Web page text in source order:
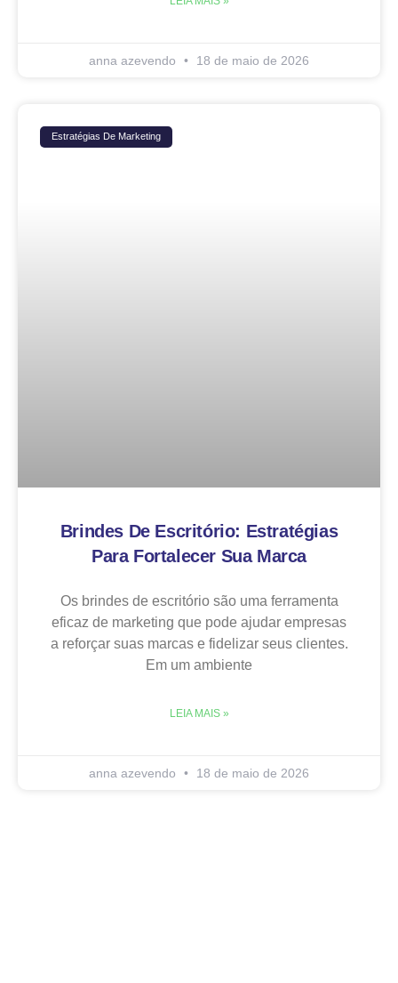
anna azevendo 18 de maio de 2026
Estratégias De Marketing
Brindes De Escritório: Estratégias
Para Fortalecer Sua Marca
Os brindes de escritório são uma ferramenta
eficaz de marketing que pode ajudar empresas
a reforçar suas marcas e fidelizar seus clientes.
Em um ambiente
LEIA MAIS »
anna azevendo 18 de maio de 2026